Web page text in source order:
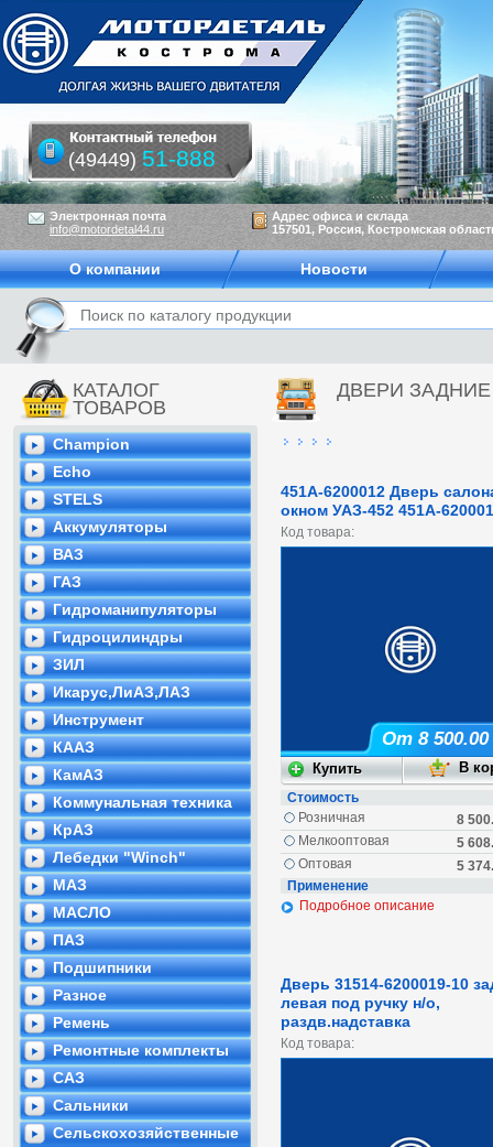
КАТАЛОГ
ТОВАРОВ
Champion
Echo
STELS
Аккумуляторы
ВАЗ
ГАЗ
Гидроманипуляторы
Гидроцилиндры
ЗИЛ
Икарус,ЛиАЗ,ЛАЗ
Инструмент
КААЗ
КамАЗ
Коммунальная техника
КрАЗ
Лебедки "Winch"
МАЗ
МАСЛО
ПАЗ
Подшипники
Разное
Ремень
Ремонтные комплекты
САЗ
Сальники
Сельскохозяйственные
ДВЕРИ ЗАДНИЕ
451А-6200012 Дверь
окном УАЗ-452 451А-
Код товара:
От 8 500.00
Стоимость
8
Розничная
5
Мелкооптовая
5
Оптовая
Применение
Подробное описание
Дверь 31514-6200019-10
левая под ручку н/о,
раздв.надставка
Код товара:
Электронная почта
info@motordetal44.ru
Адрес офиса и склада
157501, Россия, Костромская
(49449) 51-888
О компании Новости